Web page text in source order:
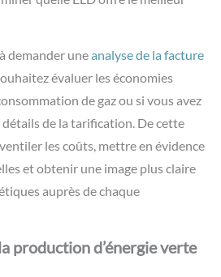
demander uneanalyse de la facture
évaluer les économies
de gaz ou si vous avez
détails de la tarification. De cette
les coûts, mettre en évidence
et obtenir une image plus claire
auprès de chaque
production d’énergie verte